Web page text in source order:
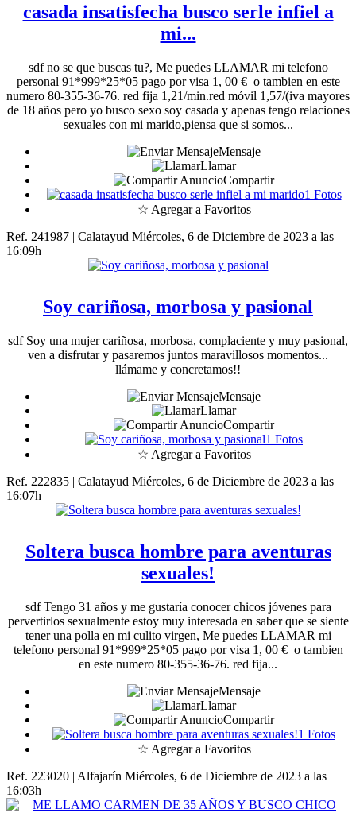
casada insatisfecha busco serle infiel a
mi...
sdf no se que buscas tu?, Me puedes LLAMAR mi telefono
personal 91*999*25*05 pago por visa 1, 00 € o tambien en este
numero 80-355-36-76. red fija 1,21/min.red móvil 1,57/(iva mayores
de 18 años pero yo busco sexo soy casada y apenas tengo relaciones
sexuales con mi marido,piensa que si somos...
Mensaje
Llamar
Compartir
1 Fotos
☆ Agregar a Favoritos
Ref. 241987 | Calatayud Miércoles, 6 de Diciembre de 2023 a las
16:09h
Soy cariñosa, morbosa y pasional
sdf Soy una mujer cariñosa, morbosa, complaciente y muy pasional,
ven a disfrutar y pasaremos juntos maravillosos momentos...
llámame y concretamos!!
Mensaje
Llamar
Compartir
1 Fotos
☆ Agregar a Favoritos
Ref. 222835 | Calatayud Miércoles, 6 de Diciembre de 2023 a las
16:07h
Soltera busca hombre para aventuras
sexuales!
sdf Tengo 31 años y me gustaría conocer chicos jóvenes para
pervertirlos sexualmente estoy muy interesada en saber que se siente
tener una polla en mi culito virgen, Me puedes LLAMAR mi
telefono personal 91*999*25*05 pago por visa 1, 00 € o tambien
en este numero 80-355-36-76. red fija...
Mensaje
Llamar
Compartir
1 Fotos
☆ Agregar a Favoritos
Ref. 223020 | Alfajarín Miércoles, 6 de Diciembre de 2023 a las
16:03h